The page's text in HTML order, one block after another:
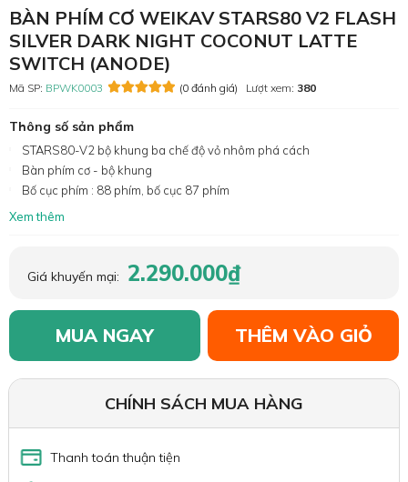
BÀN PHÍM CƠ WEIKAV STARS80 V2 FLASH
SILVER DARK NIGHT COCONUT LATTE
SWITCH (ANODE)
Mã SP: BPWK0003 (0 đánh giá) Lượt xem: 380
Thông số sản phẩm
STARS80-V2 bộ khung ba chế độ vỏ nhôm phá cách
Bàn phím cơ - bộ khung
Bố cục phím : 88 phím, bố cục 87 phím
Xem thêm
Giá khuyến mại: 2.290.000₫
MUA NGAY THÊM VÀO GIỎ
CHÍNH SÁCH MUA HÀNG
Thanh toán thuận tiện